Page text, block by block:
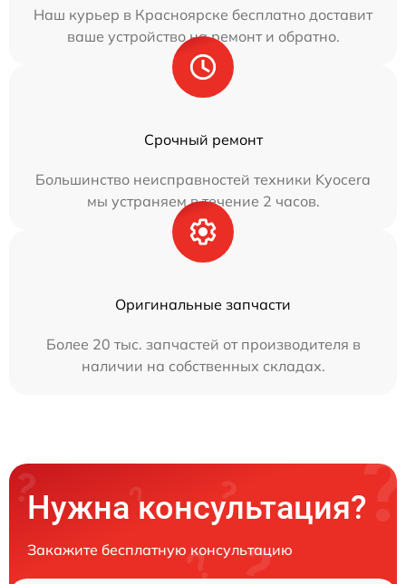
Наш курьер в Красноярске бесплатно доставит
ваше устройство на ремонт и обратно.
Срочный ремонт
Большинство неисправностей техники Kyocera
мы устраняем в течение 2 часов.
Оригинальные запчасти
Более 20 тыс. запчастей от производителя в
наличии на собственных складах.
Нужна консультация?
Закажите бесплатную консультацию